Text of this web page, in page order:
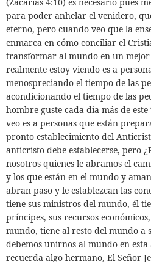
para poder anhelar el venidero,
eterno, pero cuando veo que la
enmarca en cómo conciliar el
transformar al mundo en un
realmente estoy viendo es a
menospreciando el tiempo de las
acondicionando el tiempo de las
hombre guste cada día más de
veo es a personas que están
pronto establecimiento del
anticristo debe establecerse, pero
nosotros quienes le abramos el
y los que están en el mundo y
abran paso y le establezcan las
tiene sus ministros del mundo, él
príncipes, sus recursos
mundo, tiene al resto del mundo a
debemos unirnos al mundo en
recuerda algo hermano, El Señor